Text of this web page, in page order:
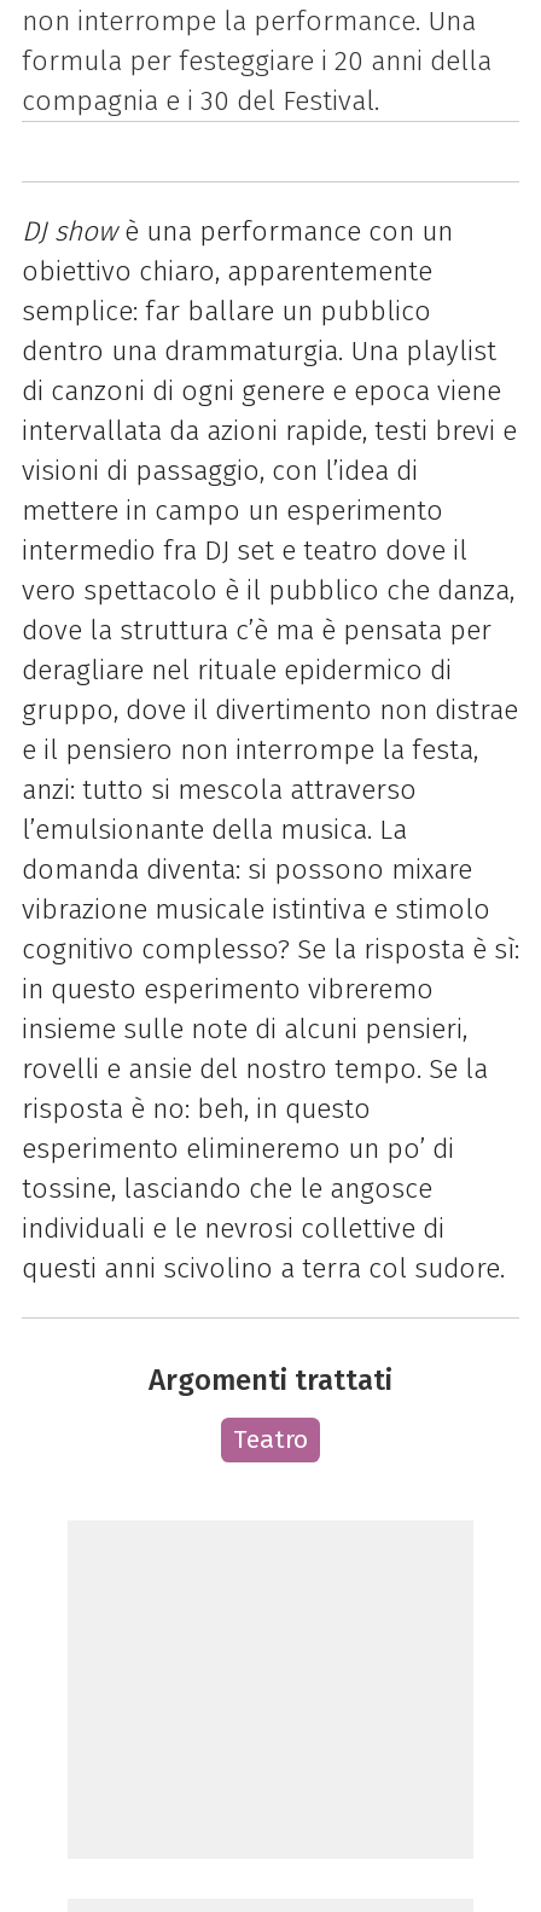
non interrompe la performance. Una
formula per festeggiare i 20 anni della
compagnia e i 30 del Festival.
DJ showè una performance con un
obiettivo chiaro, apparentemente
semplice: far ballare un pubblico
dentro una drammaturgia. Una playlist
di canzoni di ogni genere e epoca viene
intervallata da azioni rapide, testi brevi e
visioni di passaggio, con l’idea di
mettere in campo un esperimento
intermedio fra DJ set e teatro dove il
vero spettacolo è il pubblico che danza,
dove la struttura c’è ma è pensata per
deragliare nel rituale epidermico di
gruppo, dove il divertimento non distrae
e il pensiero non interrompe la festa,
anzi: tutto si mescola attraverso
l’emulsionante della musica. La
domanda diventa: si possono mixare
vibrazione musicale istintiva e stimolo
cognitivo complesso? Se la risposta è sì:
in questo esperimento vibreremo
insieme sulle note di alcuni pensieri,
rovelli e ansie del nostro tempo. Se la
risposta è no: beh, in questo
esperimento elimineremo un po’ di
tossine, lasciando che le angosce
individuali e le nevrosi collettive di
questi anni scivolino a terra col sudore.
Argomenti trattati
Teatro